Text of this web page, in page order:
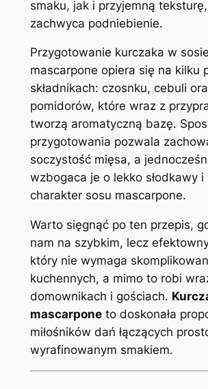
smaku, jak i przyjemną
zachwyca podniebienie.
Przygotowanie kurczaka w sosie
mascarpone opiera się na kilku
składnikach: czosnku, cebuli
pomidorów, które wraz z
tworzą aromatyczną bazę.
przygotowania pozwala
soczystość mięsa, a
wzbogaca je o lekko słodkawy
charakter sosu mascarpone.
Warto sięgnąć po ten przepis,
nam na szybkim, lecz
który nie wymaga
kuchennych, a mimo to robi
domownikach i gościach.
mascarponeto doskonała
miłośników dań łączących
wyrafinowanym smakiem.